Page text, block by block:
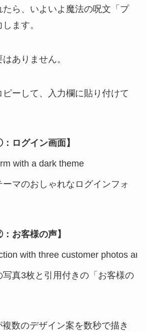
たら、いよいよ魔法の呪文「プ
ます。
ありません。
ピーして、入力欄に貼り付けて
ログイン画面】
with a dark theme
ーマのおしゃれなログインフォ
お客様の声】
with three customer photos
写真3枚と引用付きの「お客様の
数のデザイン案を数秒で描き